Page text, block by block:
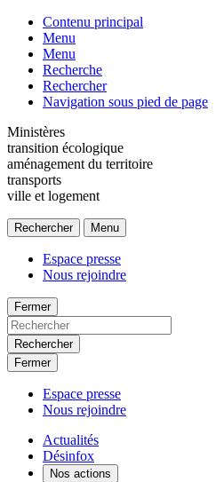
Contenu principal
Menu
Menu
Recherche
Rechercher
Navigation sous pied de page
Ministères
transition écologique
aménagement du territoire
transports
ville et logement
Rechercher Menu
Espace presse
Nous rejoindre
Fermer
Rechercher
Fermer
Espace presse
Nous rejoindre
Actualités
Désinfox
Nos actions